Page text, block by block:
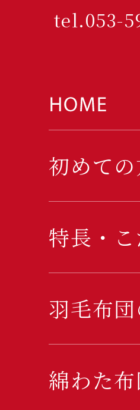
tel.053-
初めて
特長・こ
羽毛布
綿わた